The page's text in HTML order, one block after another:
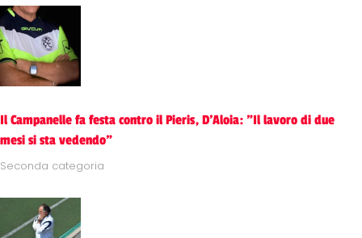
Il Campanelle fa festa contro il Pieris, D'Aloia: "Il lavoro di due
mesi si sta vedendo"
Seconda categoria